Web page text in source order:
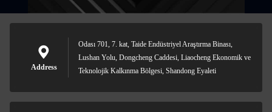
Address
Odası 701, 7. kat, Taide Endüstriyel Araştırma Binası,
Lushan Yolu, Dongcheng Caddesi, Liaocheng Ekonomik ve
Teknolojik Kalkınma Bölgesi, Shandong Eyaleti